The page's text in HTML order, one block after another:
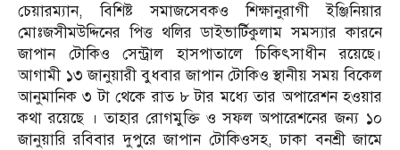
চেয়ারম্যান, বিশিষ্ট সমাজসেবকও শিক্ষানুরাগী ইঞ্জিনিয়ার
মোঃজসীমউদ্দিনের পিত্ত থলির ডাইভার্টিকুলাম সমস্যার কারনে
জাপান টোকিও সেন্ট্রাল হাসপাতালে চিকিৎসাধীন রয়েছে।
আগামী ১৩ জানুয়ারী বুধবার জাপান টোকিও স্থানীয় সময় বিকেল
আনুমানিক ৩ টা থেকে রাত ৮ টার মধ্যে তার অপারেশন হওয়ার
কথা রয়েছে । তাহার রোগমুক্তি ও সফল অপারেশনের জন্য ১০
জানুয়ারি রবিবার দুপুরে জাপান টোকিওসহ, ঢাকা বনশ্রী জামে